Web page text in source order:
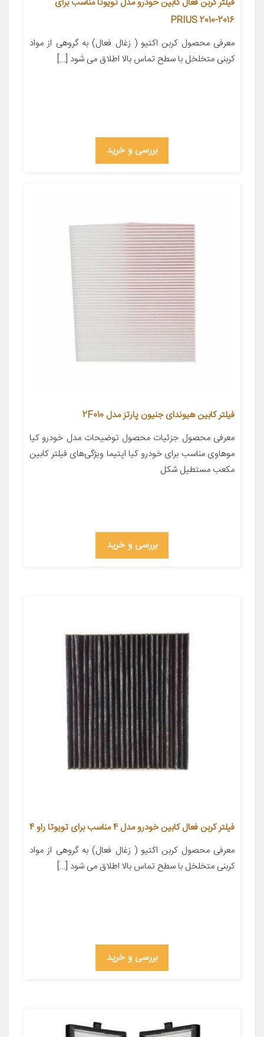
PRIUS 2010-2016
معرفی محصول کربن اکتیو ( زغال فعال) به گروهی از مواد
کربنی متخلخل با سطح تماس بالا اطلاق می شود […]
بررسی و خرید
فیلتر کابین هیوندای جنیون پارتز مدل 2F010
معرفی محصول جزئیات محصول توضیحات مدل خودرو کیا
موهاوی مناسب برای خودرو کیا اپتیما ویژگی‌های فیلتر کابین
مکعب مستطیل شکل
بررسی و خرید
فیلتر کربن فعال کابین خودرو مدل 4 مناسب برای تویوتا راو 4
معرفی محصول کربن اکتیو ( زغال فعال) به گروهی از مواد
کربنی متخلخل با سطح تماس بالا اطلاق می شود […]
بررسی و خرید